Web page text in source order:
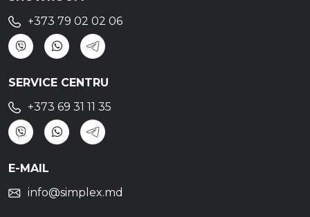
+373 79 02 02 06
SERVICE CENTRU
+373 69 31 11 35
E-MAIL
info@simplex.md